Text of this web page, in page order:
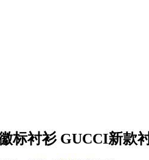
标衬衫 GUCCI新款